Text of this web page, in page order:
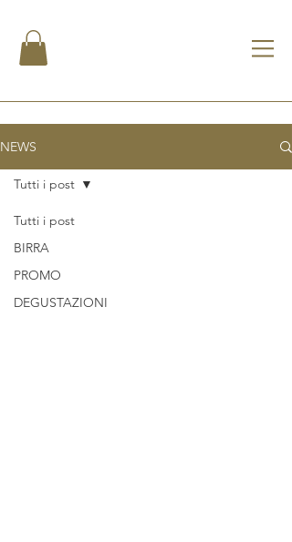
NEWS
Tutti i post
BIRRA
PROMO
DEGUSTAZIONI
Tutti i post